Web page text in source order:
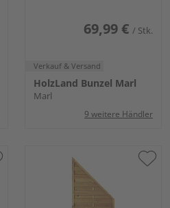
69,99 € / Stk.
Verkauf & Versand
HolzLand Bunzel Marl
Marl
9 weitere Händler